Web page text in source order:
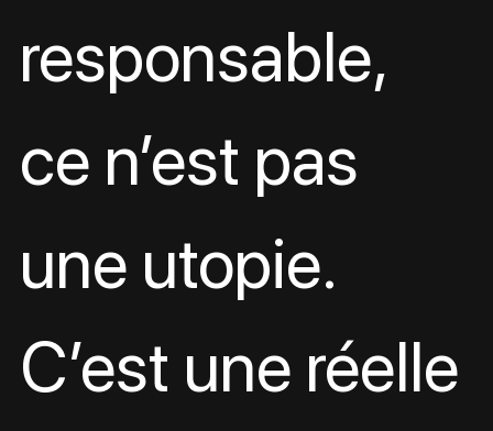
responsable,
ce n’est pas
une utopie.
C’est une réelle